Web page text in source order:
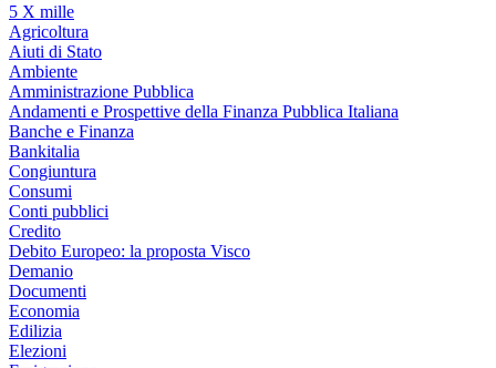
5 X mille
Agricoltura
Aiuti di Stato
Ambiente
Amministrazione Pubblica
Andamenti e Prospettive della Finanza Pubblica Italiana
Banche e Finanza
Bankitalia
Congiuntura
Consumi
Conti pubblici
Credito
Debito Europeo: la proposta Visco
Demanio
Documenti
Economia
Edilizia
Elezioni